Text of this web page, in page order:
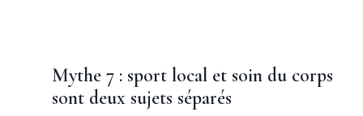
Mythe 7 : sport local et soin du corps
sont deux sujets séparés